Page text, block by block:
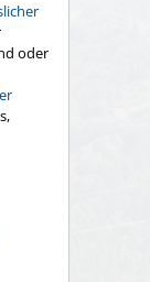
oder